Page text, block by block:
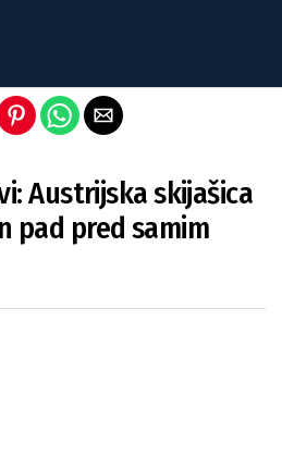
Austrijska skijašica
pad pred samim